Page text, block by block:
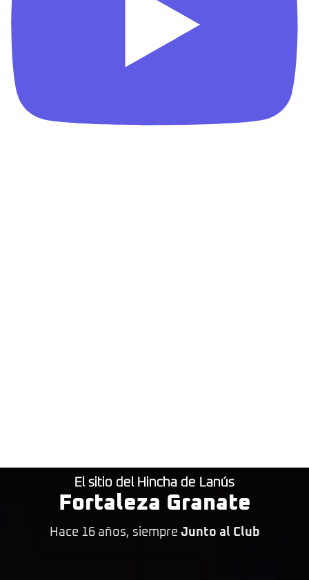
El sitio del Hincha de Lanús
Fortaleza Granate
Hace 16 años, siempre Junto al Club